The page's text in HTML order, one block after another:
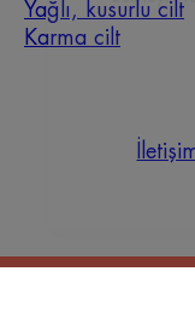
belirleyin
Yağlı, kusurlu cilt
Karma cilt